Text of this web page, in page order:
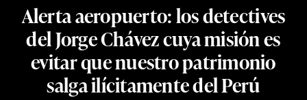
Alerta aeropuerto: los detectives
del Jorge Chávez cuya misión es
evitar que nuestro patrimonio
salga ilícitamente del Perú